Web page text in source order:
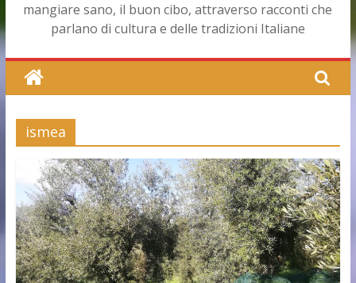
mangiare sano, il buon cibo, attraverso racconti che
parlano di cultura e delle tradizioni Italiane
ismea